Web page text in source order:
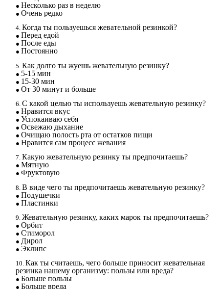
Несколько раз в неделю
Очень редко
Когда ты пользуешься жевательной резинкой?
Перед едой
После еды
Постоянно
Как долго ты жуешь жевательную резинку?
5-15 мин
15-30 мин
От 30 минут и больше
С какой целью ты используешь жевательную резинку?
Нравится вкус
Успокаиваю себя
Освежаю дыхание
Очищаю полость рта от остатков пищи
Нравится сам процесс жевания
Какую жевательную резинку ты предпочитаешь?
Мятную
Фруктовую
В виде чего ты предпочитаешь жевательную резинку?
Подушечки
Пластинки
Жевательную резинку, каких марок ты предпочитаешь?
Орбит
Стиморол
Дирол
Эклипс
Как ты считаешь, чего больше приносит жевательная
резинка нашему организму: пользы или вреда?
Больше пользы
Больше вреда